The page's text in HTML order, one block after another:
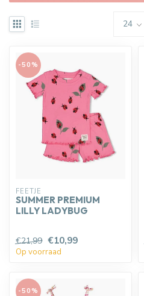
-50%
FEETJE
SUMMER PREMIUM
LILLY LADYBUG
€21,99 €10,99
Op voorraad
-50%